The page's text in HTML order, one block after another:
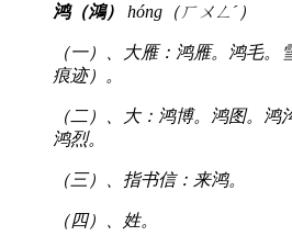
鸿（鴻） hóng（ㄏㄨㄥˊ）
（一）、大雁：鸿雁。鸿毛
痕迹）。
（二）、大：鸿博。鸿图。鸿
鸿烈。
（三）、指书信：来鸿。
（四）、姓。